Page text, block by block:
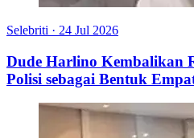
Selebriti · 24 Jul 2026
Dude Harlino Kembalikan
Polisi sebagai Bentuk